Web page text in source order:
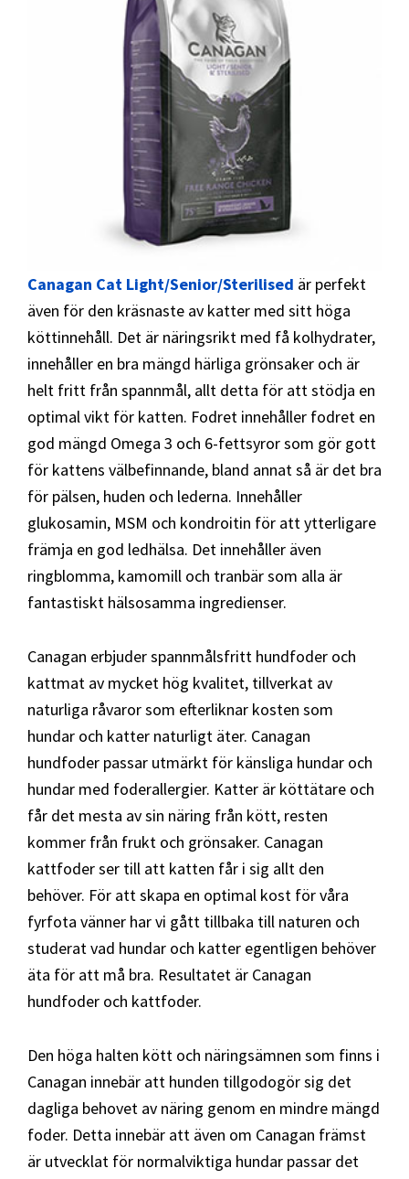
Canagan Cat Light/Senior/Sterilised är perfekt
även för den kräsnaste av katter med sitt höga
köttinnehåll. Det är näringsrikt med få kolhydrater,
innehåller en bra mängd härliga grönsaker och är
helt fritt från spannmål, allt detta för att stödja en
optimal vikt för katten. Fodret innehåller fodret en
god mängd Omega 3 och 6-fettsyror som gör gott
för kattens välbefinnande, bland annat så är det bra
för pälsen, huden och lederna. Innehåller
glukosamin, MSM och kondroitin för att ytterligare
främja en god ledhälsa. Det innehåller även
ringblomma, kamomill och tranbär som alla är
fantastiskt hälsosamma ingredienser.
Canagan erbjuder spannmålsfritt hundfoder och
kattmat av mycket hög kvalitet, tillverkat av
naturliga råvaror som efterliknar kosten som
hundar och katter naturligt äter. Canagan
hundfoder passar utmärkt för känsliga hundar och
hundar med foderallergier. Katter är köttätare och
får det mesta av sin näring från kött, resten
kommer från frukt och grönsaker. Canagan
kattfoder ser till att katten får i sig allt den
behöver. För att skapa en optimal kost för våra
fyrfota vänner har vi gått tillbaka till naturen och
studerat vad hundar och katter egentligen behöver
äta för att må bra. Resultatet är Canagan
hundfoder och kattfoder.
Den höga halten kött och näringsämnen som finns i
Canagan innebär att hunden tillgodogör sig det
dagliga behovet av näring genom en mindre mängd
foder. Detta innebär att även om Canagan främst
är utvecklat för normalviktiga hundar passar det